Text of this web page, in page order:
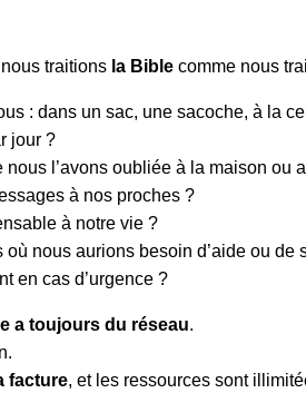
traitions la Bible comme nous
: dans un sac, une sacoche, à la
jour ?
l’avons oubliée à la maison ou
à nos proches ?
à notre vie ?
nous aurions besoin d’aide ou de
en cas d’urgence ?
a toujours du réseau.
facture, et les ressources sont